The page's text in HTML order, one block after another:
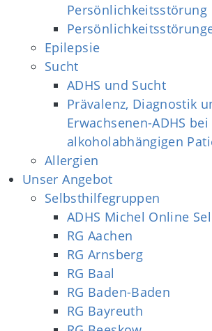
Persönlichkeitsstörung
Epilepsie
Sucht
ADHS und Sucht
Prävalenz, Diagnostik
Erwachsenen-ADHS bei
alkoholabhängigen
Allergien
Unser Angebot
Selbsthilfegruppen
ADHS Michel Online
RG Aachen
RG Arnsberg
RG Baal
RG Baden-Baden
RG Bayreuth